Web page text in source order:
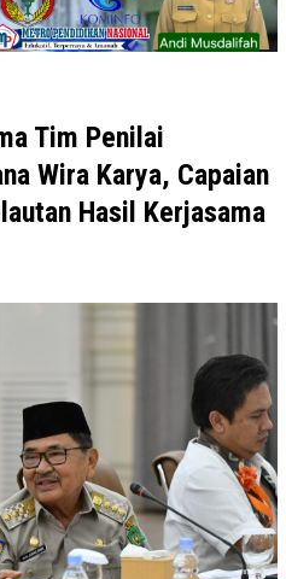
Tim Penilai
Wira Karya, Capaian
Hasil Kerjasama